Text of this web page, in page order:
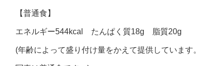
【普通食】
エネルギー544kcal たんぱく質18g 脂質20g
(年齢によって盛り付け量をかえて提供しています。